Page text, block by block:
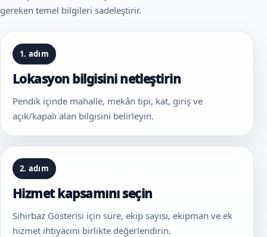
gereken temel bilgileri sadeleştirir.
1. adım
Lokasyon bilgisini netleştirin
Pendik içinde mahalle, mekân tipi, kat, giriş ve
açık/kapalı alan bilgisini belirleyin.
2. adım
Hizmet kapsamını seçin
Sihirbaz Gösterisi için süre, ekip sayısı, ekipman ve ek
hizmet ihtiyacını birlikte değerlendirin.